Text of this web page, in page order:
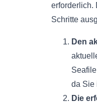
erforderlich.
Schritte
Den
da Sie
Die